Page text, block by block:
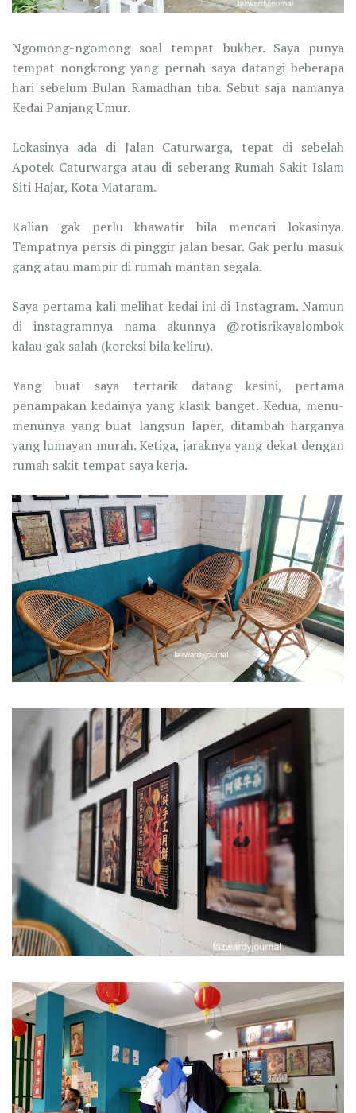
Ngomong-ngomong soal tempat bukber. Saya punya
tempat nongkrong yang pernah saya datangi beberapa
hari sebelum Bulan Ramadhan tiba. Sebut saja namanya
Kedai Panjang Umur.
Lokasinya ada di Jalan Caturwarga, tepat di sebelah
Apotek Caturwarga atau di seberang Rumah Sakit Islam
Siti Hajar, Kota Mataram.
Kalian gak perlu khawatir bila mencari lokasinya.
Tempatnya persis di pinggir jalan besar. Gak perlu masuk
gang atau mampir di rumah mantan segala.
Saya pertama kali melihat kedai ini di Instagram. Namun
di instagramnya nama akunnya @rotisrikayalombok
kalau gak salah (koreksi bila keliru).
Yang buat saya tertarik datang kesini, pertama
penampakan kedainya yang klasik banget. Kedua, menu-
menunya yang buat langsun laper, ditambah harganya
yang lumayan murah. Ketiga, jaraknya yang dekat dengan
rumah sakit tempat saya kerja.